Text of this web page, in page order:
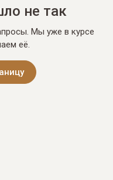
не так
Мы уже в курсе
её.